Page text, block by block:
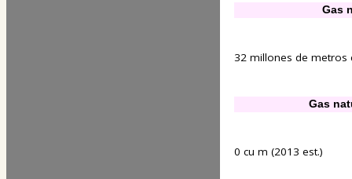
Gas
32 millones de metros
Gas
0 cu m (2013 est.)